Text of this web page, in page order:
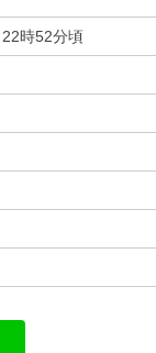
時52分頃